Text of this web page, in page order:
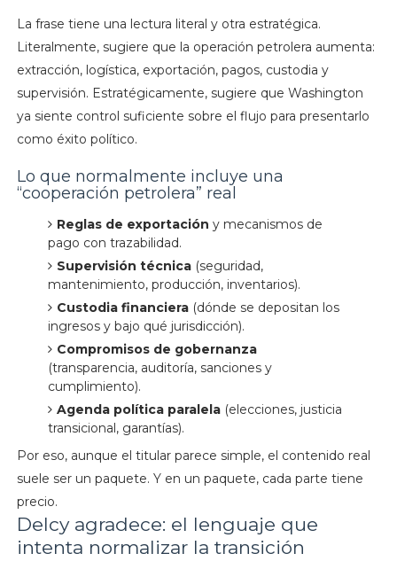
La frase tiene una lectura literal y otra estratégica.
Literalmente, sugiere que la operación petrolera aumenta:
extracción, logística, exportación, pagos, custodia y
supervisión. Estratégicamente, sugiere que Washington
ya siente control suficiente sobre el flujo para presentarlo
como éxito político.
Lo que normalmente incluye una
“cooperación petrolera” real
Reglas de exportación y mecanismos de
pago con trazabilidad.
Supervisión técnica(seguridad,
mantenimiento, producción, inventarios).
Custodia financiera(dónde se depositan los
ingresos y bajo qué jurisdicción).
Compromisos de gobernanza
(transparencia, auditoría, sanciones y
cumplimiento).
Agenda política paralela(elecciones, justicia
transicional, garantías).
Por eso, aunque el titular parece simple, el contenido real
suele ser un paquete. Y en un paquete, cada parte tiene
precio.
Delcy agradece: el lenguaje que
intenta normalizar la transición